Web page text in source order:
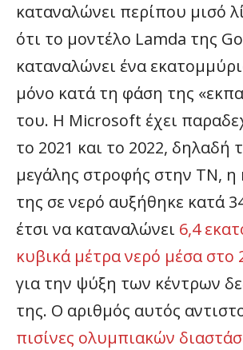
καταναλώνει περίπου μισό
ότι το μοντέλο Lamda της
καταναλώνει ένα
μόνο κατά τη φάση της
του. Η Microsoft έχει
το 2021 και το 2022, δηλαδή
μεγάλης στροφής στην TN,
της σε νερό αυξήθηκε κατά
έτσι να καταναλώνει 6,4
κυβικά μέτρα νερό μέσα στο
για την ψύξη των κέντρων
της. Ο αριθμός αυτός
πισίνες ολυμπιακών